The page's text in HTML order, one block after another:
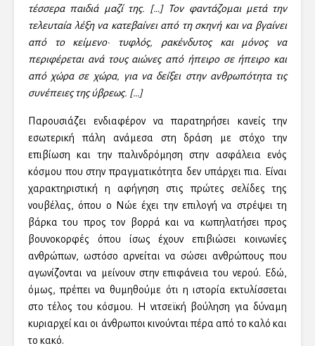
τέσσερα παιδιά μαζί της. […] Τον φαντάζομαι μετά την
τελευταία λέξη να κατεβαίνει από τη σκηνή και να βγαίνει
από το κείμενο· τυφλός, ρακένδυτος και μόνος να
περιφέρεται ανά τους αιώνες από ήπειρο σε ήπειρο και
από χώρα σε χώρα, για να δείξει στην ανθρωπότητα τις
συνέπειες της ύβρεως. […]
Παρουσιάζει ενδιαφέρον να παρατηρήσει κανείς την
εσωτερική πάλη ανάμεσα στη δράση με στόχο την
επιβίωση και την παλινδρόμηση στην ασφάλεια ενός
κόσμου που στην πραγματικότητα δεν υπάρχει πια. Είναι
χαρακτηριστική η αφήγηση στις πρώτες σελίδες της
νουβέλας, όπου ο Νώε έχει την επιλογή να στρέψει τη
βάρκα του προς τον βορρά και να κωπηλατήσει προς
βουνοκορφές όπου ίσως έχουν επιβιώσει κοινωνίες
ανθρώπων, ωστόσο αρνείται να σώσει ανθρώπους που
αγωνίζονται να μείνουν στην επιφάνεια του νερού. Εδώ,
όμως, πρέπει να θυμηθούμε ότι η ιστορία εκτυλίσσεται
στο τέλος του κόσμου. Η νιτσεϊκή βούληση για δύναμη
κυριαρχεί και οι άνθρωποι κινούνται πέρα από το καλό και
το κακό.